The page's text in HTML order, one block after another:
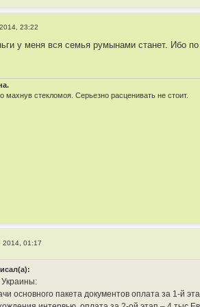
23:22
у меня вся семья румынами станет. Ибо
махнув стекломоя. Серьезно расценивать не стоит.
2014, 01:17
основного пакета документов оплата за 1-й